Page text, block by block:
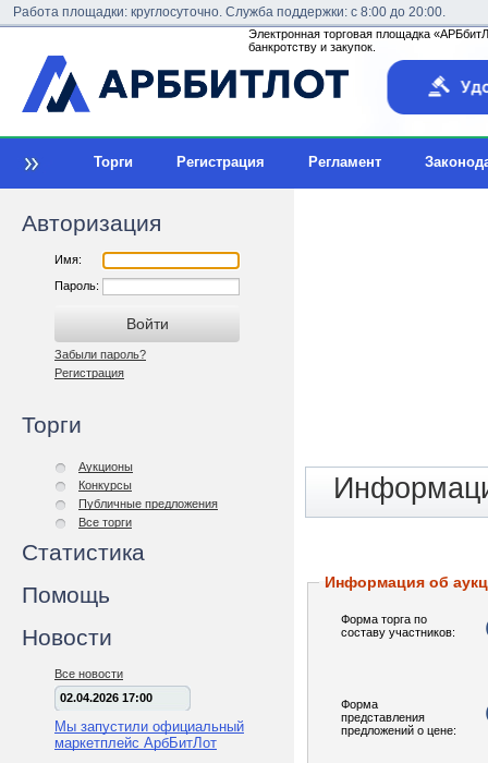
Работа площадки: круглосуточно. Служба поддержки: с 8:00 до 20:00.
Электронная торговая площадка
банкротству и закупок.
Торги Регистрация Регламент
Авторизация
Имя:
Пароль:
Забыли пароль?
Регистрация
Торги
Аукционы
Конкурсы
Публичные предложения
Все торги
Статистика
Помощь
Новости
Все новости
02.04.2026 17:00
Мы запустили официальный
маркетплейс АрбБитЛот
Информация об
Форма торга по
составу участников:
Форма
представления
предложений о цене: